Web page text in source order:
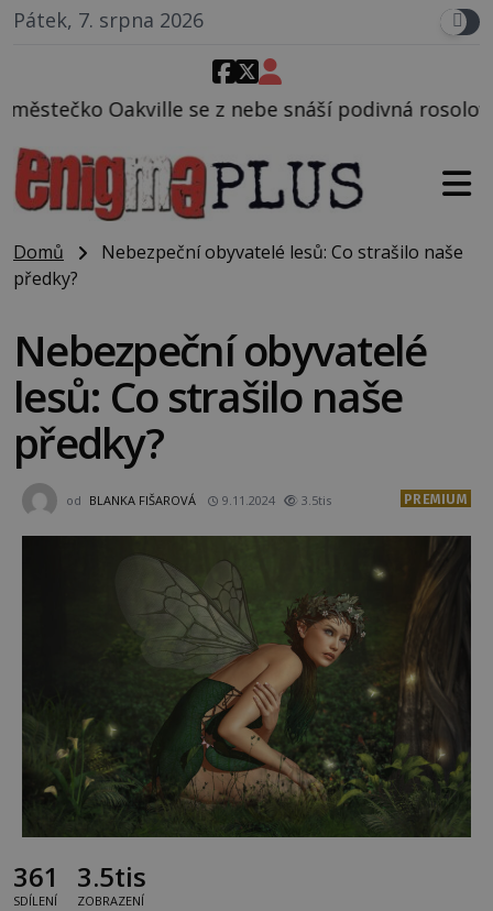
Pátek, 7. srpna 2026
nebe snáší podivná rosolovitá látka neznámého
Domů
Nebezpeční obyvatelé lesů: Co strašilo naše
předky?
Nebezpeční obyvatelé
lesů: Co strašilo naše
předky?
od BLANKA FIŠAROVÁ 9.11.2024 3.5tis PREMIUM
361
SDÍLENÍ
3.5tis
ZOBRAZENÍ